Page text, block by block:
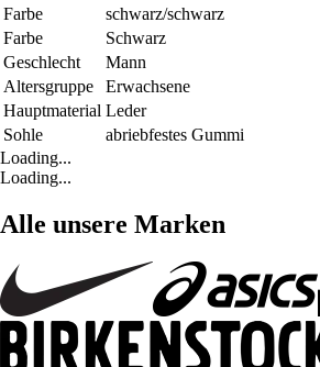
Farbe
schwarz/schwarz
Farbe
Schwarz
Geschlecht
Mann
Altersgruppe
Erwachsene
Hauptmaterial Leder
Sohle
abriebfestes Gummi
Loading...
Loading...
Alle unsere Marken